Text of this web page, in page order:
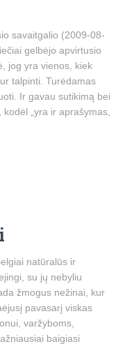
savaitgalio (2009-08-
gelbėjo apvirtusio
jog yra vienos, kiek
talpinti. Turėdamas
Ir gavau sutikimą bei
„yra ir aprašymas,
natūralūs ir
su jų nebyliu
žmogus nežinai, kur
pavasarį viskas
varžyboms,
baigiasi